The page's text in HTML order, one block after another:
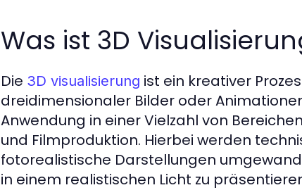
Was ist 3D
Die 3D visualisierung ist ein kreativer
dreidimensionaler Bilder oder
Anwendung in einer Vielzahl von
und Filmproduktion. Hierbei werden
fotorealistische Darstellungen
in einem realistischen Licht zu